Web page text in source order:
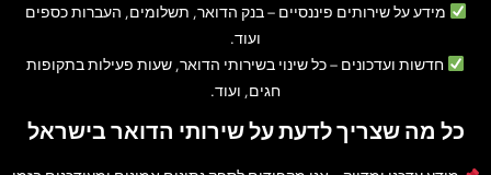
מידע על שירותים פיננסיים – בנק הדואר, תשלומים, העברות כספים
ועוד.
חדשות ועדכונים – כל שינוי בשירותי הדואר, שעות פעילות בתקופות
חגים, ועוד.
כל מה שצריך לדעת על שירותי הדואר בישראל